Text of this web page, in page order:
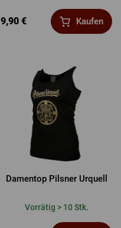
9,90 € Kaufen
Damentop Pilsner Urquell
Vorrätig > 10 Stk.